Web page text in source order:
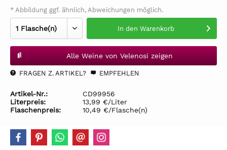
* Abbildung ggf. ähnlich, Abweichungen möglich.
In den Warenkorb
Alle Weine von Velenosi zeigen
FRAGEN Z. ARTIKEL? EMPFEHLEN
Artikel-Nr.:
CD99956
Literpreis:
13,99 €/Liter
Flaschenpreis:
10,49 €/Flasche(n)